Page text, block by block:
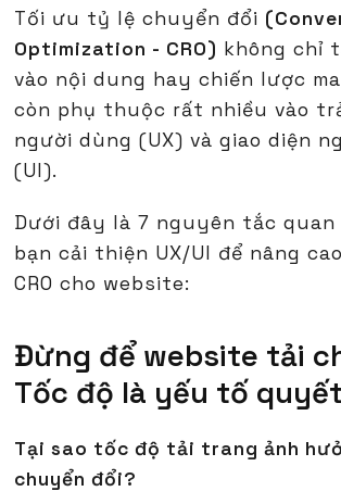
Tối ưu tỷ lệ chuyển đổi
Optimization - CRO) không chỉ
vào nội dung hay chiến lược
còn phụ thuộc rất nhiều vào
người dùng (UX) và giao diện
(UI).
Dưới đây là 7 nguyên tắc
bạn cải thiện UX/UI để nâng
CRO cho website:
Đừng để website tải
Tốc độ là yếu tố
Tại sao tốc độ tải trang ảnh
chuyển đổi?